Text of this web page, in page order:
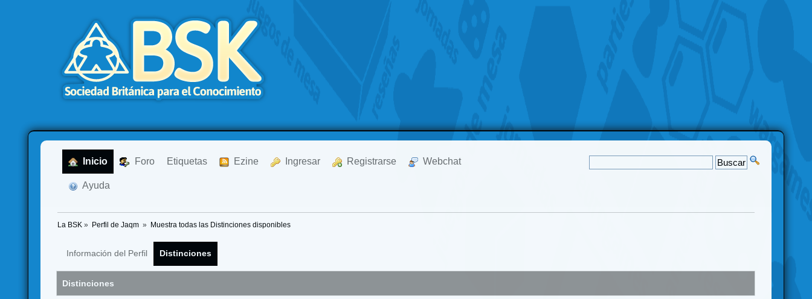
Inicio Foro Etiquetas Ezine Ingresar Registrarse Webchat
Ayuda
La BSK » Perfil de Jaqm » Muestra todas las Distinciones disponibles
Información del Perfil Distinciones
Distinciones